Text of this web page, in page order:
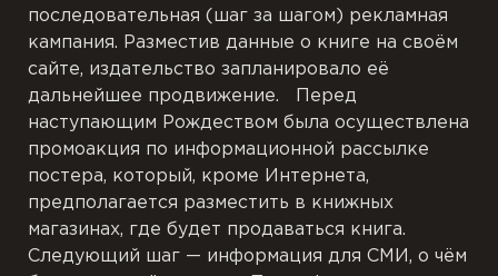
последовательная (шаг за шагом) рекламная
кампания. Разместив данные о книге на своём
сайте, издательство запланировало её
дальнейшее продвижение. Перед
наступающим Рождеством была осуществлена
промоакция по информационной рассылке
постера, который, кроме Интернета,
предполагается разместить в книжных
магазинах, где будет продаваться книга.
Следующий шаг — информация для СМИ, о чём